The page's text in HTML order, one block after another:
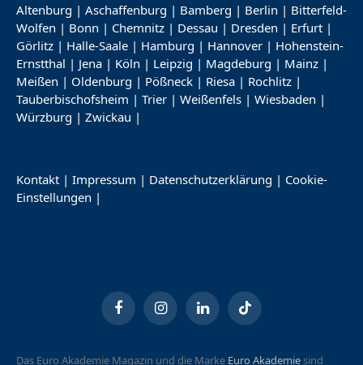
Altenburg | Aschaffenburg | Bamberg | Berlin | Bitterfeld-
Wolfen | Bonn | Chemnitz | Dessau | Dresden | Erfurt |
Görlitz | Halle-Saale | Hamburg | Hannover | Hohenstein-
Ernstthal | Jena | Köln | Leipzig | Magdeburg | Mainz |
Meißen | Oldenburg | Pößneck | Riesa | Rochlitz |
Tauberbischofsheim | Trier | Weißenfels | Wiesbaden |
Würzburg | Zwickau |
Kontakt | Impressum | Datenschutzerklärung | Cookie-
Einstellungen |
FacebookInstagramLinkedInTikTok
Das Euro Akademie Magazin und die Marke Euro Akademiesind